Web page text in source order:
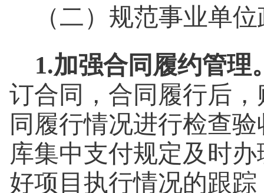
（二）规范事业单
1.加强合同履约管理
订合同，合同履行后
同履行情况进行检查
库集中支付规定及时
好项目执行情况的跟